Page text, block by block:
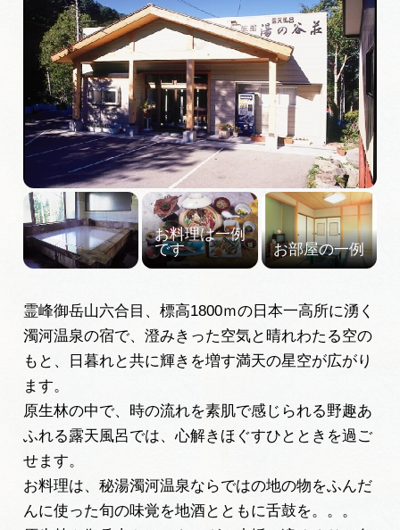
ぎふ旅レポーター記事
早わかり岐阜
買い物・お土産
体験予約サイト「ＶＩＳＩＴ岐阜県」
岐阜県アウトドア観光キャンペーン
岐阜県まるごと観光エリアガイド
旅行会社・観光事業者の皆様へ
フォトライブラリー
動画ライブラリー
霊峰御岳山六合目、標高1800ｍの日本一高所に湧く
濁河温泉の宿で、澄みきった空気と晴れわたる空の
もと、日暮れと共に輝きを増す満天の星空が広がり
ます。
原生林の中で、時の流れを素肌で感じられる野趣あ
ふれる露天風呂では、心解きほぐすひとときを過ご
せます。
お料理は、秘湯濁河温泉ならではの地の物をふんだ
んに使った旬の味覚を地酒とともに舌鼓を。。。